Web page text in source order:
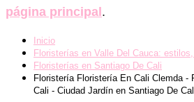
página principal.
Inicio
Floristerías en Valle Del Cauca:
Floristerías en Santiago De Cali
Floristería Floristería En Cali Clemda -
Cali - Ciudad Jardín en Santiago De